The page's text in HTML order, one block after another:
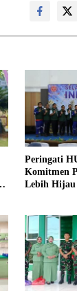
Peringati
Komitmen
Lebih Hijau